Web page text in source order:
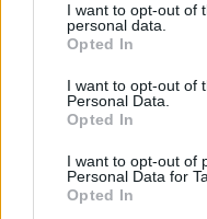
I want to opt-out of
personal data.
Opted In
I want to opt-out of
Personal Data.
Opted In
I want to opt-out of
Personal Data for
Opted In
omstandigheden.
Ik had dit eerder
geef mening
Trimethoprim